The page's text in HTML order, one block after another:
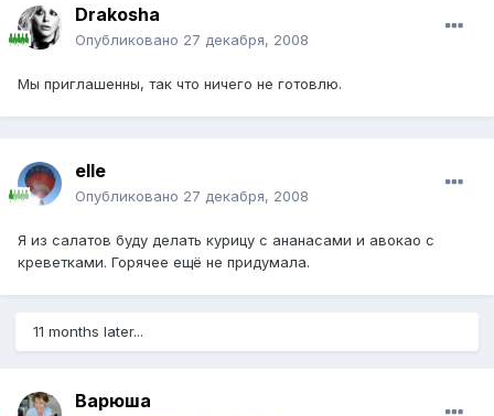
Drakosha
Опубликовано 27 декабря, 2008
Мы приглашенны, так что ничего не готовлю.
elle
Опубликовано 27 декабря, 2008
Я из салатов буду делать курицу с ананасами и авокао с
креветками. Горячее ещё не придумала.
11 months later...
Варюша